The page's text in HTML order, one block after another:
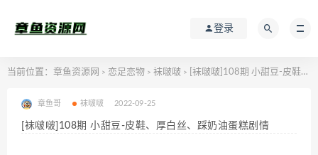
登录
当前位置： 章鱼资源网 > 恋足恋物 > 袜啵啵 > [袜啵啵]108期 小甜豆-皮鞋、厚白丝、踩奶油蛋糕剧情
章鱼哥 袜啵啵 2022-09-25
[袜啵啵]108期 小甜豆-皮鞋、厚白丝、踩奶油蛋糕剧情